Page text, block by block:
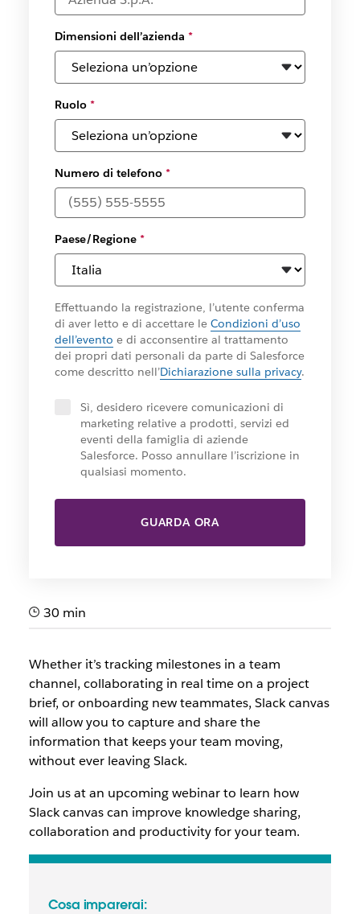
Dimensioni dell’azienda *
Ruolo*
Numero di telefono*
Paese/Regione*
Effettuando la registrazione, l’utente conferma
di aver letto e di accettare le Condizioni d’uso
dell’evento e di acconsentire al trattamento
dei propri dati personali da parte di Salesforce
come descritto nell’Dichiarazione sulla privacy.
Sì, desidero ricevere comunicazioni di
marketing relative a prodotti, servizi ed
eventi della famiglia di aziende
Salesforce. Posso annullare l’iscrizione in
qualsiasi momento.
GUARDA ORA
30 min
Whether it’s tracking milestones in a team
channel, collaborating in real time on a project
brief, or onboarding new teammates, Slack canvas
will allow you to capture and share the
information that keeps your team moving,
without ever leaving Slack.
Join us at an upcoming webinar to learn how
Slack canvas can improve knowledge sharing,
collaboration and productivity for your team.
Cosa imparerai: